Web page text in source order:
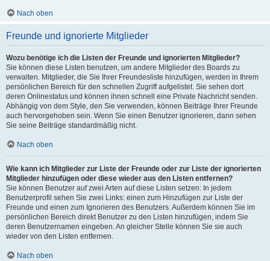
Nach oben
Freunde und ignorierte Mitglieder
Wozu benötige ich die Listen der Freunde und ignorierten Mitglieder?
Sie können diese Listen benutzen, um andere Mitglieder des Boards zu
verwalten. Mitglieder, die Sie Ihrer Freundesliste hinzufügen, werden in Ihrem
persönlichen Bereich für den schnellen Zugriff aufgelistet. Sie sehen dort
deren Onlinestatus und können ihnen schnell eine Private Nachricht senden.
Abhängig von dem Style, den Sie verwenden, können Beiträge Ihrer Freunde
auch hervorgehoben sein. Wenn Sie einen Benutzer ignorieren, dann sehen
Sie seine Beiträge standardmäßig nicht.
Nach oben
Wie kann ich Mitglieder zur Liste der Freunde oder zur Liste der ignorierten
Mitglieder hinzufügen oder diese wieder aus den Listen entfernen?
Sie können Benutzer auf zwei Arten auf diese Listen setzen: In jedem
Benutzerprofil sehen Sie zwei Links: einen zum Hinzufügen zur Liste der
Freunde und einen zum Ignorieren des Benutzers. Außerdem können Sie im
persönlichen Bereich direkt Benutzer zu den Listen hinzufügen, indem Sie
deren Benutzernamen eingeben. An gleicher Stelle können Sie sie auch
wieder von den Listen entfernen.
Nach oben